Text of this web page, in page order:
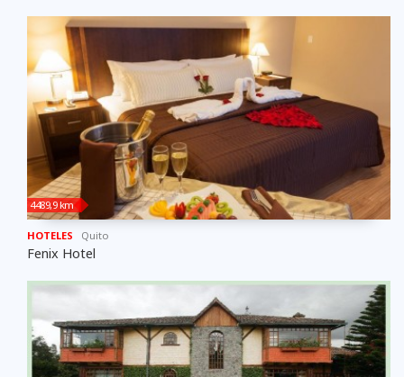
4489,9 km
HOTELES Quito
Fenix Hotel